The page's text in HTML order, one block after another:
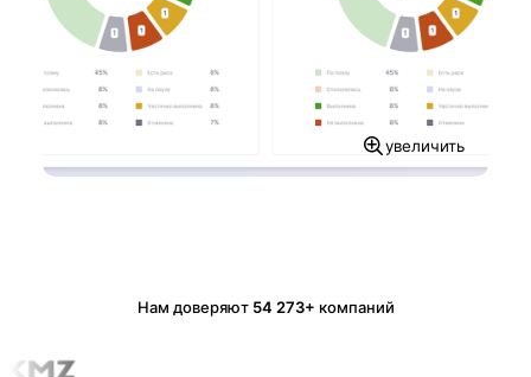
увеличить
Нам доверяют 54 273+ компаний